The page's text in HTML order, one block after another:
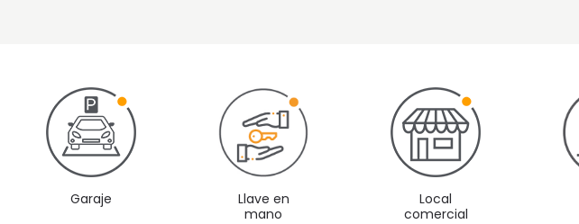
Garaje
Llave en
mano
Local
comercial